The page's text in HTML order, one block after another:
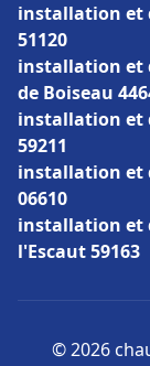
installation et
51120
installation et
de Boiseau
installation et
59211
installation et
06610
installation et
l'Escaut 59163
© 2026